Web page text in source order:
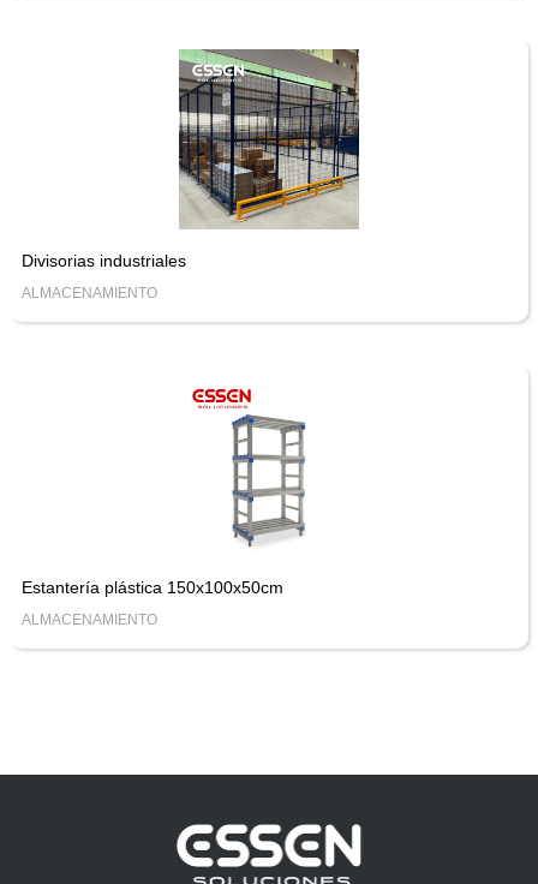
Divisorias industriales
ALMACENAMIENTO
Estantería plástica 150x100x50cm
ALMACENAMIENTO